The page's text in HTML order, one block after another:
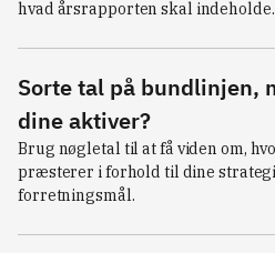
hvad årsrapporten skal indeholde.
Sorte tal på bundlinjen,
dine aktiver?
Brug nøgletal til at få viden om,
præsterer i forhold til dine
forretningsmål.